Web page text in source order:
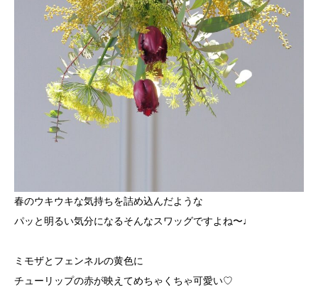
春のウキウキな気持ちを詰め込んだような
パッと明るい気分になるそんなスワッグですよね〜♩
ミモザとフェンネルの黄色に
チューリップの赤が映えてめちゃくちゃ可愛い♡